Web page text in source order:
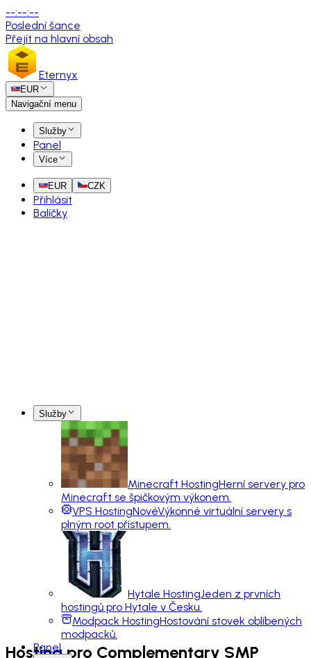
--:--:--
Poslední šance
Přejít na hlavní obsah
Eternyx
EUR
Navigační menu
Služby
Panel
Více
EUR CZK
Přihlásit
Balíčky
Služby
Minecraft HostingHerní servery pro
Minecraft se špičkovým výkonem.
VPS HostingNovéVýkonné virtuální servery s
plným root přístupem.
Hytale HostingJeden z prvních
hostingů pro Hytale v Česku.
Modpack HostingHostování stovek oblíbených
modpacků.
Panel
Hosting pro Complementary SMP